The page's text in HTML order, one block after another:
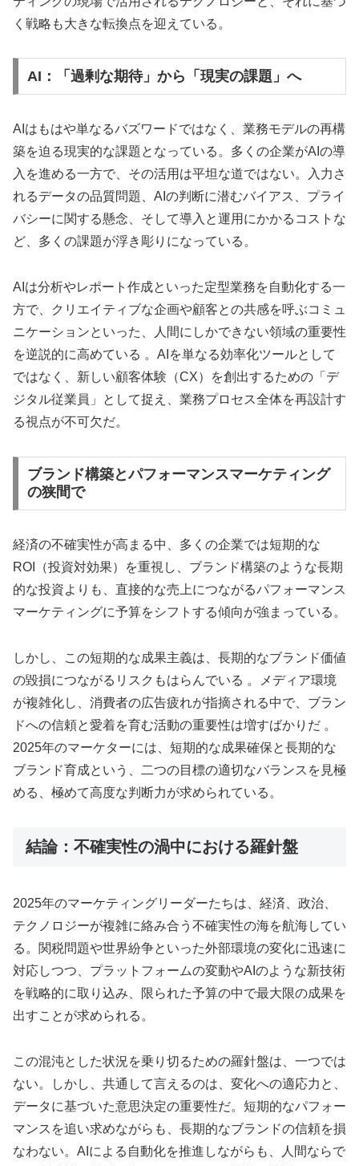
く戦略も大きな転換点を迎えている。
AI：「過剰な期待」から「現実の課題」へ
AIはもはや単なるバズワードではなく、業務モデルの再構
築を迫る現実的な課題となっている。多くの企業がAIの導
入を進める一方で、その活用は平坦な道ではない。入力さ
れるデータの品質問題、AIの判断に潜むバイアス、プライ
バシーに関する懸念、そして導入と運用にかかるコストな
ど、多くの課題が浮き彫りになっている。
AIは分析やレポート作成といった定型業務を自動化する一
方で、クリエイティブな企画や顧客との共感を呼ぶコミュ
ニケーションといった、人間にしかできない領域の重要性
を逆説的に高めている 。AIを単なる効率化ツールとして
ではなく、新しい顧客体験（CX）を創出するための「デ
ジタル従業員」として捉え、業務プロセス全体を再設計す
る視点が不可欠だ。
ブランド構築とパフォーマンスマーケティング
の狭間で
経済の不確実性が高まる中、多くの企業では短期的な
ROI（投資対効果）を重視し、ブランド構築のような長期
的な投資よりも、直接的な売上につながるパフォーマンス
マーケティングに予算をシフトする傾向が強まっている。
しかし、この短期的な成果主義は、長期的なブランド価値
の毀損につながるリスクもはらんでいる 。メディア環境
が複雑化し、消費者の広告疲れが指摘される中で、ブラン
ドへの信頼と愛着を育む活動の重要性は増すばかりだ 。
2025年のマーケターには、短期的な成果確保と長期的な
ブランド育成という、二つの目標の適切なバランスを見極
める、極めて高度な判断力が求められている。
結論：不確実性の渦中における羅針盤
2025年のマーケティングリーダーたちは、経済、政治、
テクノロジーが複雑に絡み合う不確実性の海を航海してい
る。関税問題や世界紛争といった外部環境の変化に迅速に
対応しつつ、プラットフォームの変動やAIのような新技術
を戦略的に取り込み、限られた予算の中で最大限の成果を
出すことが求められる。
この混沌とした状況を乗り切るための羅針盤は、一つでは
ない。しかし、共通して言えるのは、変化への適応力と、
データに基づいた意思決定の重要性だ。短期的なパフォー
マンスを追い求めながらも、長期的なブランドの信頼を損
なわない。AIによる自動化を推進しながらも、人間ならで